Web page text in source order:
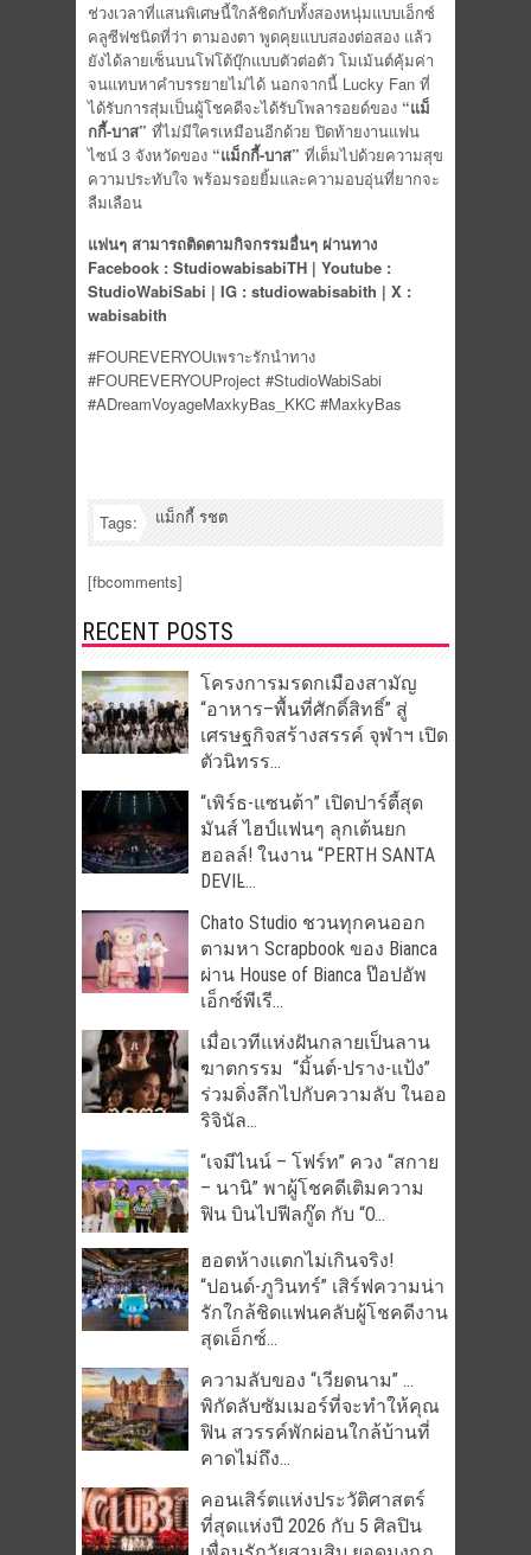
ช่วงเวลาที่แสนพิเศษนี้ใกล้ชิดกับทั้งสองหนุ่มแบบเอ็กซ์
คลูซีฟชนิดที่ว่า ตามองตา พูดคุยแบบสองต่อสอง แล้ว
ยังได้ลายเซ็นบนโฟโต้บุ๊กแบบตัวต่อตัว โมเม้นต์คุ้มค่า
จนแทบหาคำบรรยายไม่ได้ นอกจากนี้ Lucky Fan ที่
ได้รับการสุ่มเป็นผู้โชคดีจะได้รับโพลารอยด์ของ “แม็
กกี้-บาส” ที่ไม่มีใครเหมือนอีกด้วย ปิดท้ายงานแฟน
ไซน์ 3 จังหวัดของ “แม็กกี้-บาส” ที่เต็มไปด้วยความสุข
ความประทับใจ พร้อมรอยยิ้มและความอบอุ่นที่ยากจะ
ลืมเลือน
แฟนๆ สามารถติดตามกิจกรรมอื่นๆ ผ่านทาง
Facebook : StudiowabisabiTH | Youtube :
StudioWabiSabi | IG : studiowabisabith | X :
wabisabith
#FOUREVERYOUเพราะรักนำทาง
#FOUREVERYOUProject #StudioWabiSabi
#ADreamVoyageMaxkyBas_KKC #MaxkyBas
Tags: แม็กกี้ รชต
[fbcomments]
RECENT POSTS
โครงการมรดกเมืองสามัญ
“อาหาร–พื้นที่ศักดิ์สิทธิ์” สู่
เศรษฐกิจสร้างสรรค์ จุฬาฯ เปิด
ตัวนิทรร...
“เพิร์ธ-แซนต้า” เปิดปาร์ตี้สุด
มันส์ ไฮป์แฟนๆ ลุกเต้นยก
ฮอลล์! ในงาน “PERTH SANTA
DEVIL̵...
Chato Studio ชวนทุกคนออก
ตามหา Scrapbook ของ Bianca
ผ่าน House of Bianca ป๊อปอัพ
เอ็กซ์พีเรี...
เมื่อเวทีแห่งฝันกลายเป็นลาน
ฆาตกรรม “มิ้นต์-ปราง-แป้ง”
ร่วมดิ่งลึกไปกับความลับ ในออ
ริจินัล...
“เจมีไนน์ – โฟร์ท” ควง “สกาย
– นานิ” พาผู้โชคดีเติมความ
ฟิน บินไปฟีลกู๊ด กับ “O...
ฮอตห้างแตกไม่เกินจริง!
“ปอนด์-ภูวินทร์” เสิร์ฟความน่า
รักใกล้ชิดแฟนคลับผู้โชคดีงาน
สุดเอ็กซ์...
ความลับของ “เวียดนาม” …
พิกัดลับซัมเมอร์ที่จะทำให้คุณ
ฟิน สวรรค์พักผ่อนใกล้บ้านที่
คาดไม่ถึง...
คอนเสิร์ตแห่งประวัติศาสตร์
ที่สุดแห่งปี 2026 กับ 5 ศิลปิน